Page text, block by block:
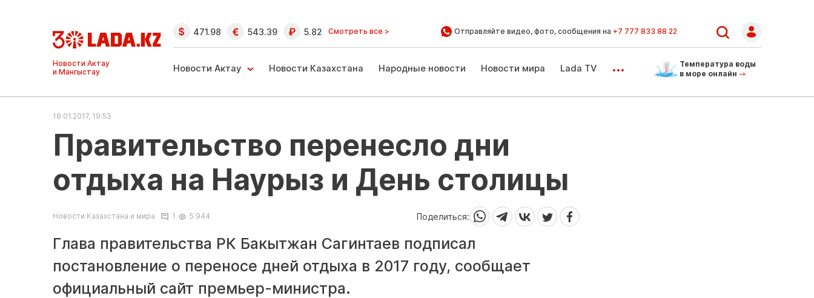
Новости Актау
и Мангыстау
471.98 543.39 5.82 Смотреть все > Отправляйте видео, фото, сообщения на +7 777 833 88 22
Новости Актау Новости Казахстана Народные новости Новости мира Lada TV ...
Температура воды
в море онлайн
18.01.2017, 19:53
Правительство перенесло дни
отдыха на Наурыз и День столицы
Новости Казахстана и мира 1 5 944 Поделиться:
Глава правительства РК Бакытжан Сагинтаев подписал
постановление о переносе дней отдыха в 2017 году, сообщает
официальный сайт премьер-министра.